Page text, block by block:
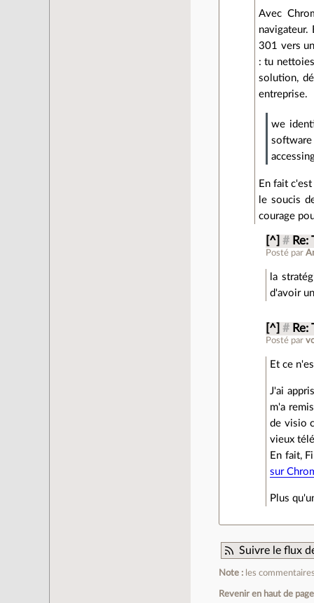
Avec
301 vers
: tu
solution,
entreprise.
we
En fait
le soucis
courage
[^] # Re:
Posté par
la
d'avoir
[^] # Re:
Posté par
Et ce
J'ai
m'a
de visio
vieux
En fait,
sur
Plus
Suivre le flux
Note : les
Revenir en haut de page